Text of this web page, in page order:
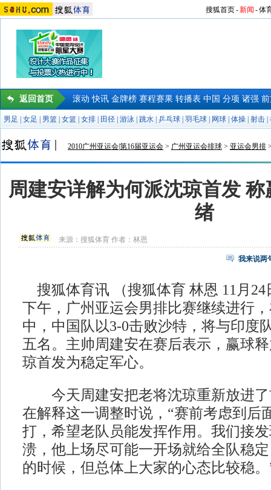
搜狐首页-新闻 -体
返回首页 滚动 快讯 金牌榜 赛程赛果 转播表 中国 分项 诸强
男足 女足 男篮 女篮 女排 田径 游泳 跳水 乒乓球 羽毛球 网球 体操 射击
2010广州亚运会|第16届亚运会 > 广州亚运会排球 > 亚运会男排
周建安详解为何派沈琼首发
绪
来源：搜狐体育 作者：林恩
我来说两
搜狐体育讯 （搜狐体育 林恩 11月24
下午，广州亚运会男排比赛继续进行
中，中国队以3-0击败沙特，将与印度
五名。主帅周建安在赛后表示，赢球
琼首发为稳定军心。
今天周建安把老将沈琼重新放进了
在解释这一调整时说，“赛前考虑到后
打，希望老队员能发挥作用。我们接
溃，他上场尽可能一开场就给全队稳
的时候，但总体上大家的心态比较稳。